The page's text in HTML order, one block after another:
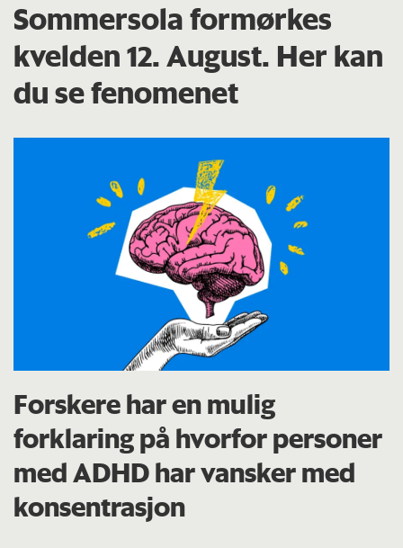
Sommersola formørkes
kvelden 12. August. Her kan
du se fenomenet
Forskere har en mulig
forklaring på hvorfor personer
med ADHD har vansker med
konsentrasjon